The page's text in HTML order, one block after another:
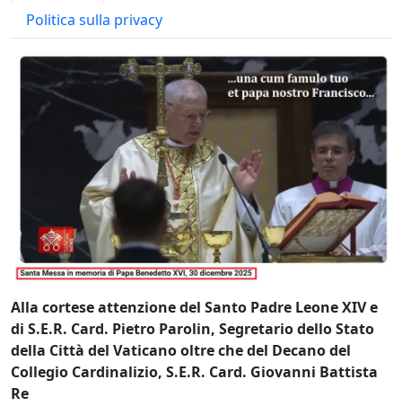
Politica sulla privacy
Alla cortese attenzione del Santo Padre Leone XIV e
di S.E.R. Card. Pietro Parolin, Segretario dello Stato
della Città del Vaticano oltre che del Decano del
Collegio Cardinalizio, S.E.R. Card. Giovanni Battista
Re